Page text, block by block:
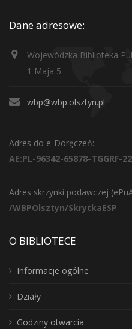
Dane adresowe:
Wojewódzka Biblioteka
1 Maja 5
wbp@wbp.olsztyn.pl
Adres do e-Doręczeń:
AE:PL-96342-65878-TGGRF-22
Adres skrzynki podawczej
/WBPOlsztyn/SkrytkaESP
O BIBLIOTECE
Informacje ogólne
Działy
Godziny otwarcia